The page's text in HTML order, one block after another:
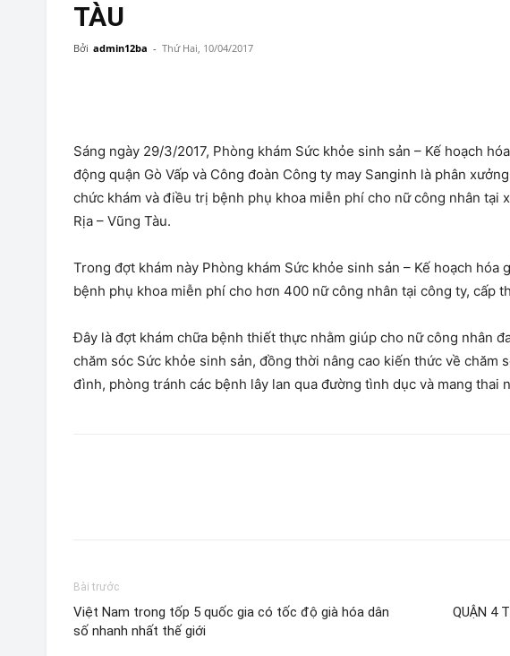
TÀU
Bởi admin12ba - Thứ Hai, 10/04/2017
Sáng ngày 29/3/2017, Phòng khám Sức khỏe sinh sản – Kế hoạch
động quận Gò Vấp và Công đoàn Công ty may Sanginh là phân
chức khám và điều trị bệnh phụ khoa miễn phí cho nữ công nhân tại
Rịa – Vũng Tàu.
Trong đợt khám này Phòng khám Sức khỏe sinh sản – Kế hoạch
bệnh phụ khoa miễn phí cho hơn 400 nữ công nhân tại công ty, cấp
Đây là đợt khám chữa bệnh thiết thực nhằm giúp cho nữ công nhân
chăm sóc Sức khỏe sinh sản, đồng thời nâng cao kiến thức về chăm
đình, phòng tránh các bệnh lây lan qua đường tình dục và mang thai
Bài trước
Việt Nam trong tốp 5 quốc gia có tốc độ già hóa dân
số nhanh nhất thế giới
QUẬN 4